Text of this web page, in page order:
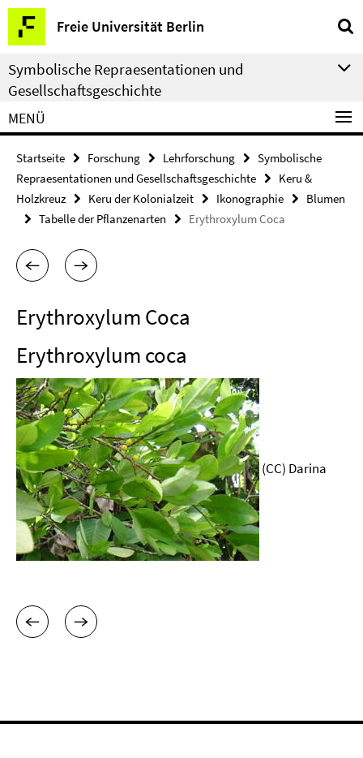
Springe
direkt
zu
Inhalt
Freie Universität Berlin
Service-
Navigation
Symbolische Repraesentationen und
Gesellschaftsgeschichte
MENÜ
Startseite Forschung Lehrforschung
Symbolische
Repraesentationen und Gesellschaftsgeschichte
Keru &
Holzkreuz
Keru der Kolonialzeit Ikonographie
Blumen
Tabelle der Pflanzenarten
Erythroxylum Coca
Erythroxylum Coca
Erythroxylum coca
(CC) Darina